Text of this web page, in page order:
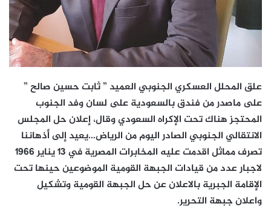
علق المحلل العسكري الجنوبي العميد ” ثابت حسين صالح ”
على ماصدر من فندق بالسعودية على لسان وفد الجنوب
المحتجز هناك تحت الإكراه السعودي وقال، ‏إعلان حل المجلس
الانتقالي الجنوبي الصادر اليوم من الرياض…يعيد إلى أذهاننا
تصرف مماثل اقدمت عليه المخابرات المصرية في 13 يناير 1966
لاجبار عدد من قيادات الجبهة القومية الموضوعين حينها تحت
الإقامة الجبرية بالاعلان عن حل الجبهة القومية وتشكيل
واعلان جبهة التحرير.